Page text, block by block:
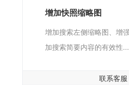
增加快照缩略图
增加搜索左侧缩略图、增
加搜索简要内容的有效性...
联系客服